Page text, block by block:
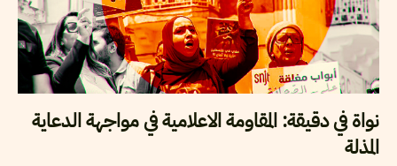
نواة في دقيقة: المقاومة الاعلامية في مواجهة الدعاية
المذلة